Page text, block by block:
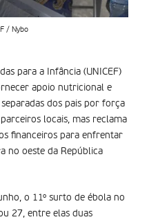
/ Nybo
para a Infância (UNICEF)
apoio nutricional e
dos pais por força
locais, mas reclama
financeiros para enfrentar
no oeste da República
o 11º surto de ébola no
27, entre elas duas